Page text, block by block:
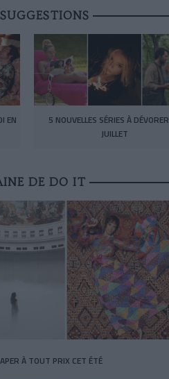
EN
5 NOUVELLES SÉRIES À
JUILLET
DE DO IT
À TOUT PRIX CET ÉTÉ